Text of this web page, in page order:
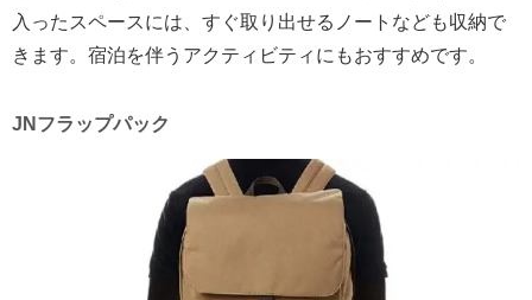
入ったスペースには、すぐ取り出せるノートなども収納で
きます。宿泊を伴うアクティビティにもおすすめです。
JNフラップパック